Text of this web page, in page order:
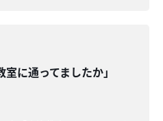
室に通ってましたか」